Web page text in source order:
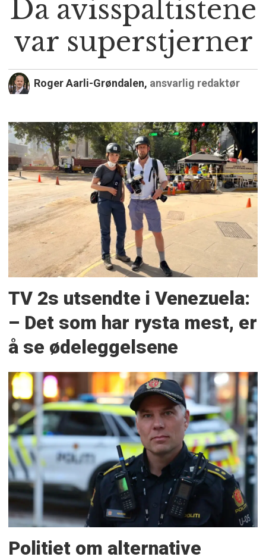
Da avisspaltistene
var superstjerner
Roger Aarli-Grøndalen, ansvarlig redaktør
TV 2s utsendte i Venezuela:
– Det som har rysta mest, er
å se ødeleggelsene
Politiet om alternative